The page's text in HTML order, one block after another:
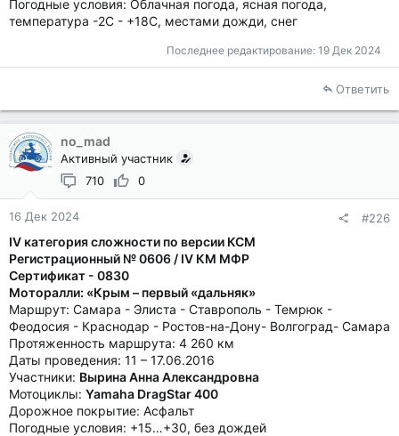
Погодные условия: Облачная погода, ясная погода,
температура -2C - +18C, местами дожди, снег
Последнее редактирование: 19 Дек 2024
Ответить
no_mad
Активный участник
710
0
16 Дек 2024 #226
IV категория сложности по версии КСМ
Регистрационный № 0606 / IV КМ МФР
Сертификат - 0830
Моторалли: «Крым – первый «дальняк»
Маршрут: Самара - Элиста - Ставрополь - Темрюк -
Феодосия - Краснодар - Ростов-на-Дону- Волгоград- Самара
Протяженность маршрута: 4 260 км
Даты проведения: 11 – 17.06.2016
Участники: Вырина Анна Александровна
Мотоциклы: Yamaha DragStar 400
Дорожное покрытие: Асфальт
Погодные условия: +15…+30, без дождей